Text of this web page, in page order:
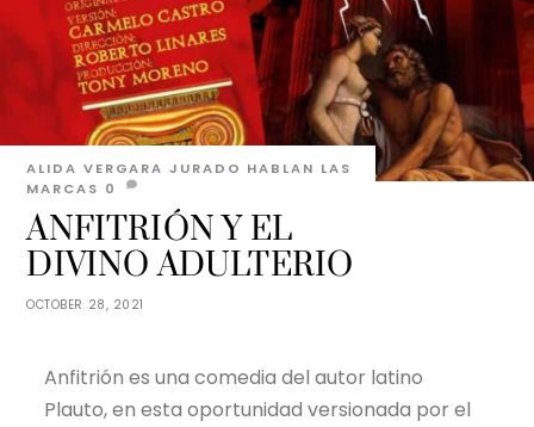
OCTOBER 28, 2021
ANFITRIÓN Y EL
DIVINO ADULTERIO
ALIDA VERGARA JURADO HABLAN LAS
MARCAS 0
Anfitrión es una comedia del autor latino
Plauto, en esta oportunidad versionada por el